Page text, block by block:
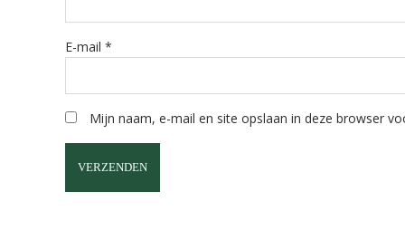
E-mail *
Mijn naam, e-mail en site opslaan in deze browser